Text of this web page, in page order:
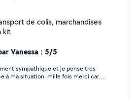
kit
Vanessa : 5/5
sympathique et je pense tres
à ma situation. mille fois merci car